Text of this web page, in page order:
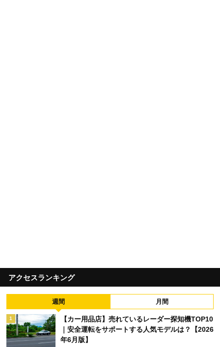
アクセスランキング
週間 月間
1
【カー用品店】売れているレーダー探知機TOP10
｜安全運転をサポートする人気モデルは？【2026
年6月版】